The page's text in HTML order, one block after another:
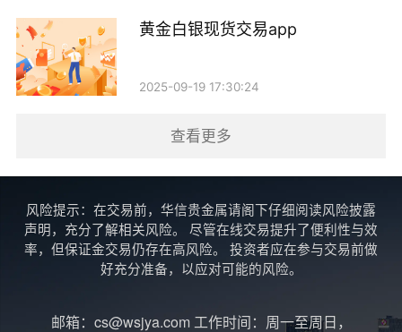
度增加交易量，但仍需谨慎控制杠杆比例。 - 2000美元
及以上：可以进行更灵活的操作，适合有一定经验的投
资者。
是资金充足的投资者，也需设定合理的止损和止盈策
略，以防止因市场波动导致的重大损失。此外，投资者
应避免将全部资金投入单一交易，保持资金的流动性和
黄金白银现货交易app
2025-09-19 17:30:24
查看更多
风险提示：在交易前，华信贵金属请阁下仔细阅读风险披露
声明，充分了解相关风险。 尽管在线交易提升了便利性与效
率，但保证金交易仍存在高风险。 投资者应在参与交易前做
好充分准备，以应对可能的风险。
邮箱：cs@wsjya.com 工作时间：周一至周日，